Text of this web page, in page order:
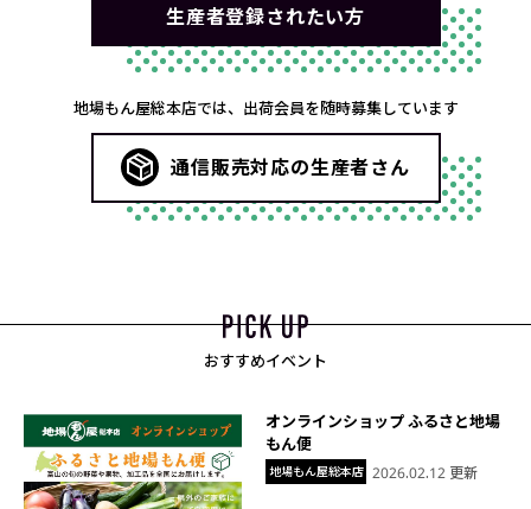
生産者登録されたい方
地場もん屋総本店では、出荷会員を随時募集しています
通信販売対応の生産者さん
おすすめイベント
地場もん屋総本店
オンラインショップ ふるさと地場
もん便
2026.02.12 更新